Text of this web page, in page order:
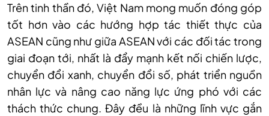
Trên tinh thần đó, Việt Nam mong muốn đóng góp
tốt hơn vào các hướng hợp tác thiết thực của
ASEAN cũng như giữa ASEAN với các đối tác trong
giai đoạn tới, nhất là đẩy mạnh kết nối chiến lược,
chuyển đổi xanh, chuyển đổi số, phát triển nguồn
nhân lực và nâng cao năng lực ứng phó với các
thách thức chung. Đây đều là những lĩnh vực gắn